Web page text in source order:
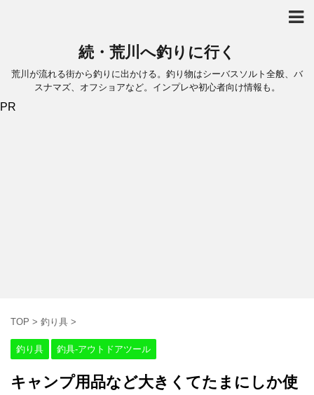
続・荒川へ釣りに行く
荒川が流れる街から釣りに出かける。釣り物はシーバスソルト全般、バ
スナマズ、オフショアなど。インプレや初心者向け情報も。
PR
TOP > 釣り具 >
釣り具 釣具-アウトドアツール
キャンプ用品など大きくてたまにしか使